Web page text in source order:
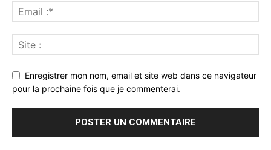
Enregistrer mon nom, email et site web dans ce navigateur
pour la prochaine fois que je commenterai.